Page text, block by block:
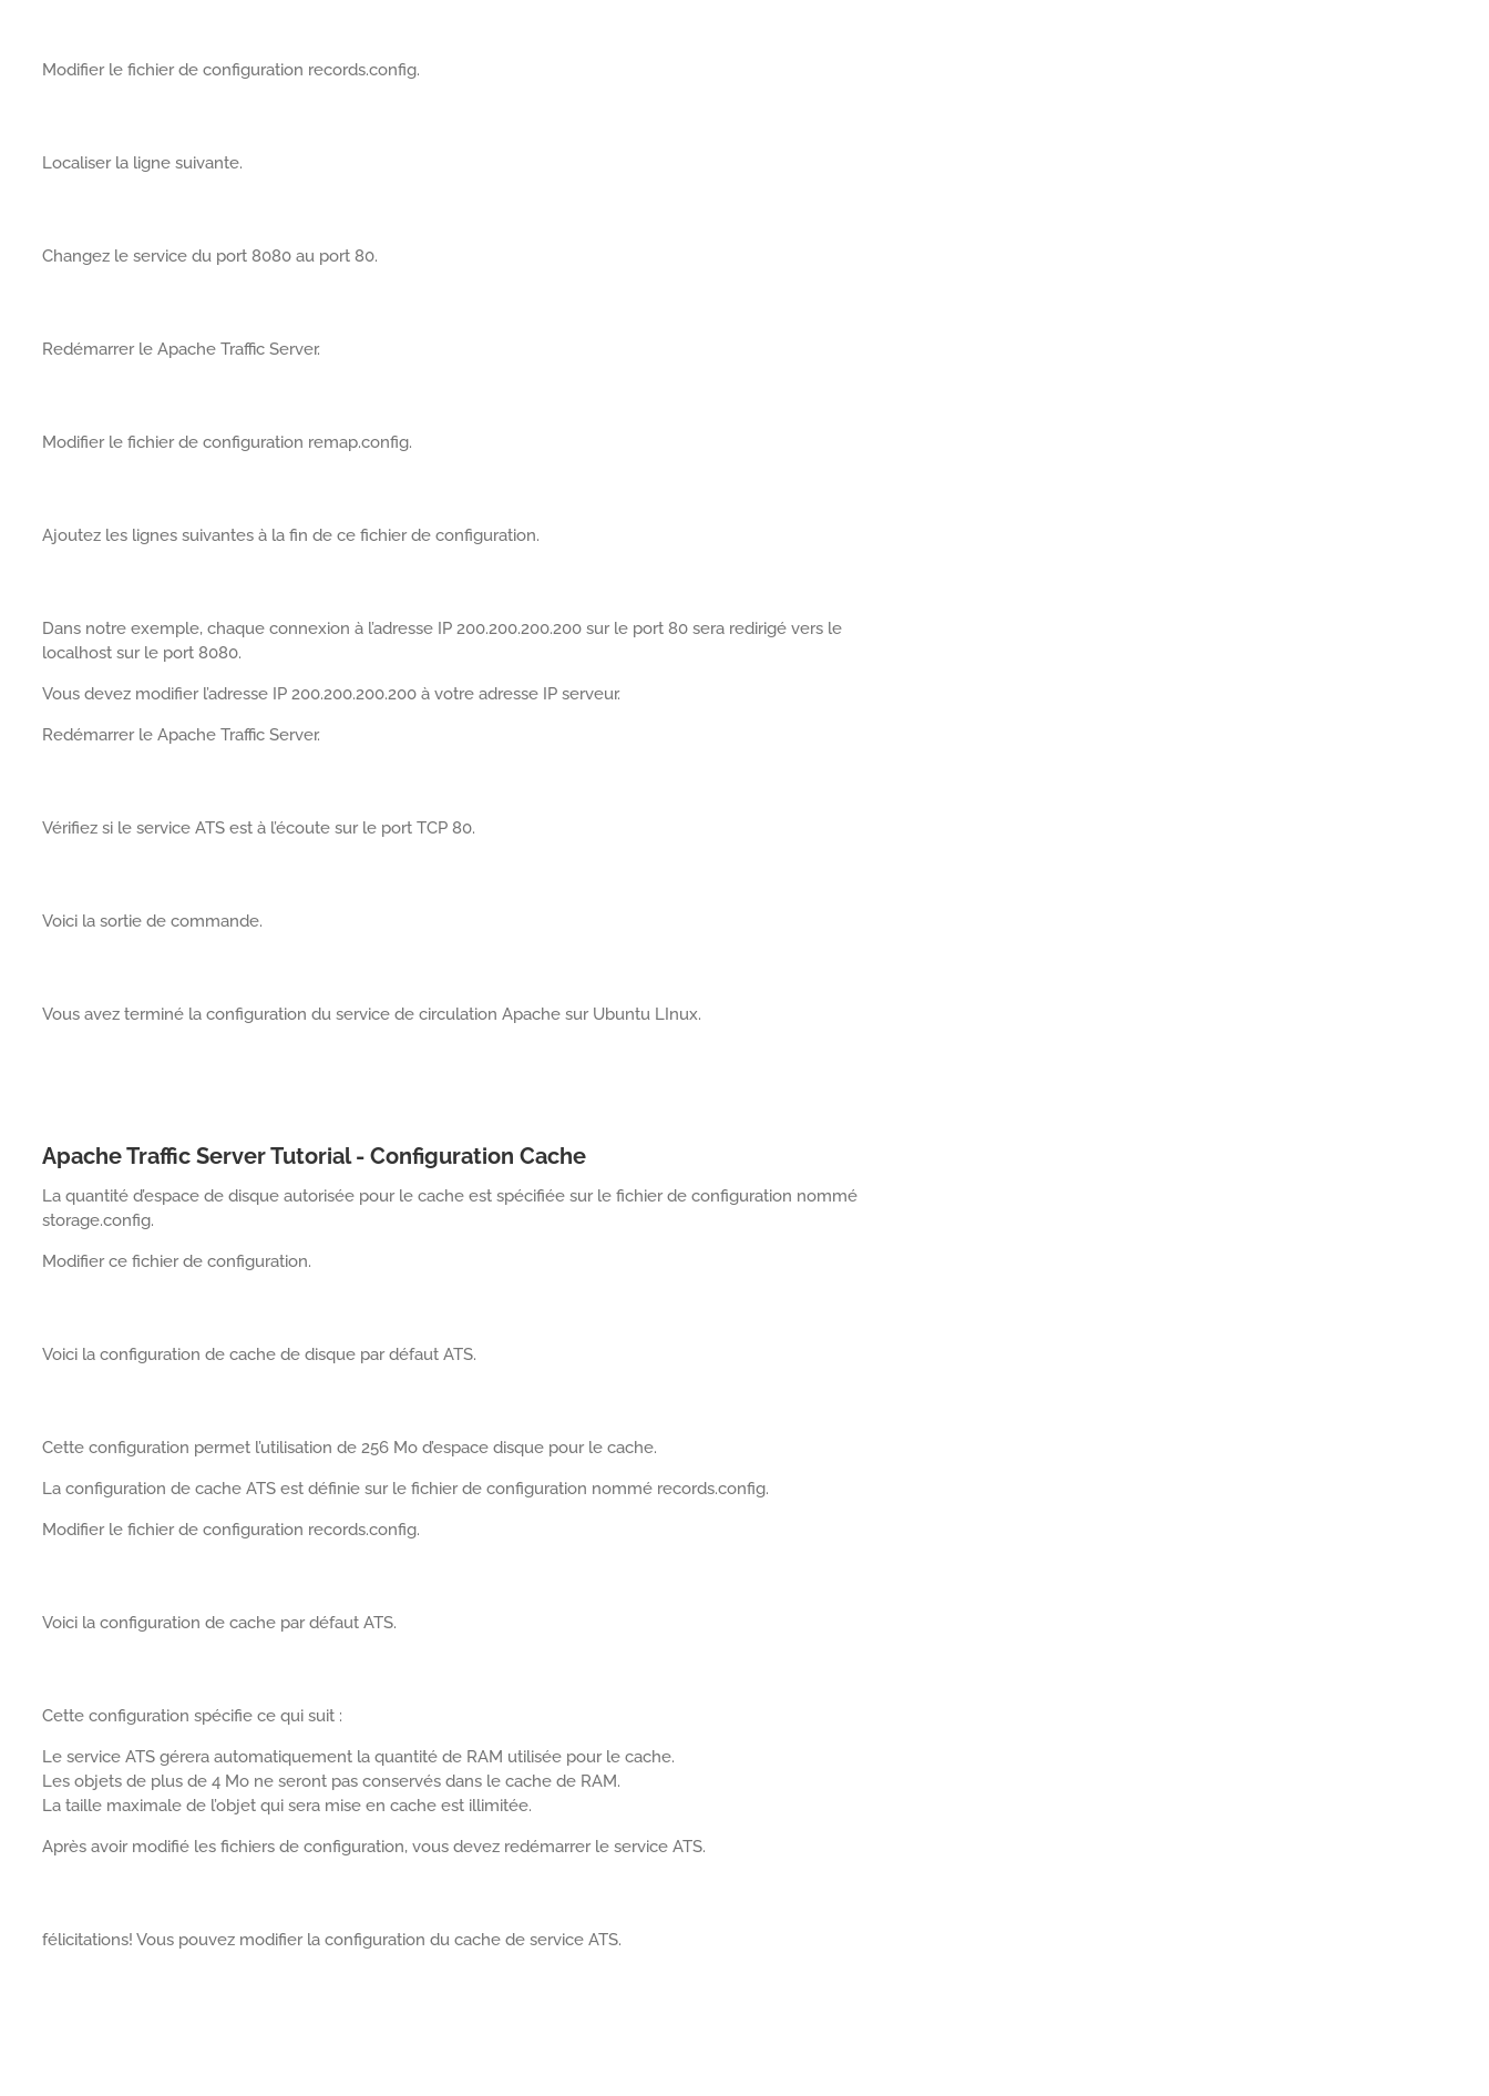
Modifier le fichier de configuration records.config.
Localiser la ligne suivante.
Changez le service du port 8080 au port 80.
Redémarrer le Apache Traffic Server.
Modifier le fichier de configuration remap.config.
Ajoutez les lignes suivantes à la fin de ce fichier de configuration.
Dans notre exemple, chaque connexion à l’adresse IP 200.200.200.200 sur le port 80 sera redirigé vers le
localhost sur le port 8080.
Vous devez modifier l’adresse IP 200.200.200.200 à votre adresse IP serveur.
Redémarrer le Apache Traffic Server.
Vérifiez si le service ATS est à l’écoute sur le port TCP 80.
Voici la sortie de commande.
Vous avez terminé la configuration du service de circulation Apache sur Ubuntu LInux.
Apache Traffic Server Tutorial - Configuration Cache
La quantité d’espace de disque autorisée pour le cache est spécifiée sur le fichier de configuration nommé
storage.config.
Modifier ce fichier de configuration.
Voici la configuration de cache de disque par défaut ATS.
Cette configuration permet l’utilisation de 256 Mo d’espace disque pour le cache.
La configuration de cache ATS est définie sur le fichier de configuration nommé records.config.
Modifier le fichier de configuration records.config.
Voici la configuration de cache par défaut ATS.
Cette configuration spécifie ce qui suit :
Le service ATS gérera automatiquement la quantité de RAM utilisée pour le cache.
Les objets de plus de 4 Mo ne seront pas conservés dans le cache de RAM.
La taille maximale de l’objet qui sera mise en cache est illimitée.
Après avoir modifié les fichiers de configuration, vous devez redémarrer le service ATS.
félicitations! Vous pouvez modifier la configuration du cache de service ATS.